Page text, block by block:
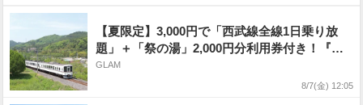
像で 気象庁
【夏限定】3,000円で「西武線全線1日乗り放
題」＋「祭の湯」2,000円分利用券付き！『秩
父 夏のおでかけきっぷ』でお得に秩父観光
GLAM
8/7(金) 12:05